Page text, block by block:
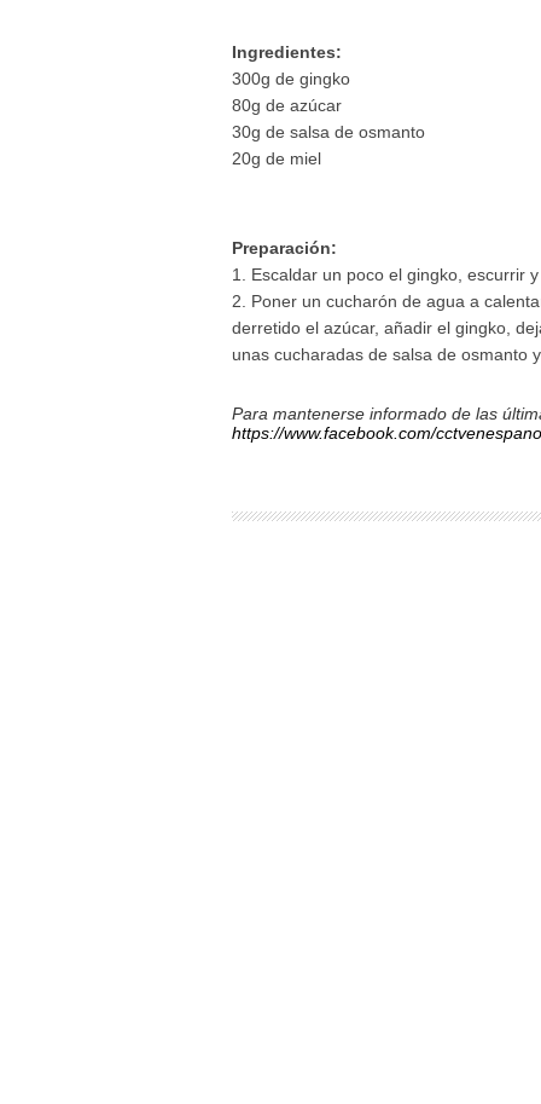
Ingredientes:
300g de gingko
80g de azúcar
30g de salsa de osmanto
20g de miel
Preparación:
1. Escaldar un poco el gingko, escurrir
2. Poner un cucharón de agua a
derretido el azúcar, añadir el gingko,
unas cucharadas de salsa de osmanto
Para mantenerse informado de las
https://www.facebook.com/